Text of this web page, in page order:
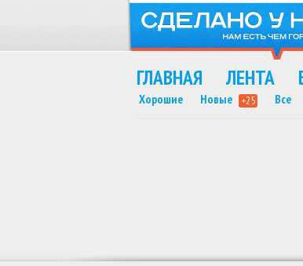
ГЛАВНАЯ ЛЕНТА
Хорошие Новые +25 Все